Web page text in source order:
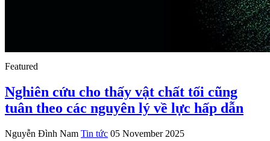
Featured
Nghiên cứu cho thấy vật chất tối cũng
tuân theo các nguyên lý về lực hấp dẫn
Nguyễn Đình Nam Tin tức 05 November 2025